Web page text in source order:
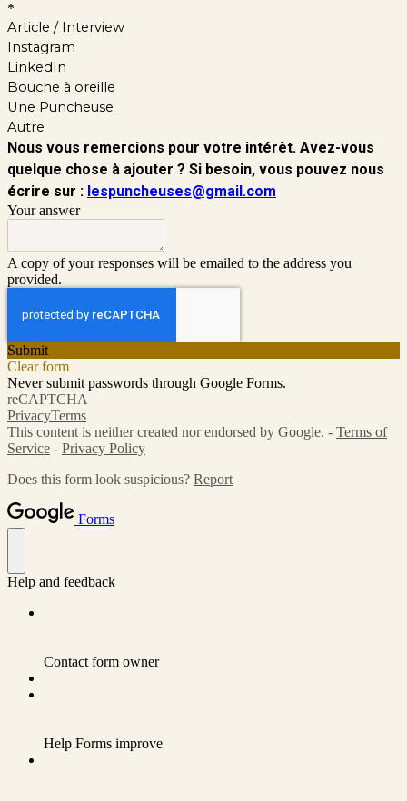
*
Article / Interview
Instagram
LinkedIn
Bouche à oreille
Une Puncheuse
Autre
Nous vous remercions pour votre intérêt. Avez-vous
quelque chose à ajouter ? Si besoin, vous pouvez nous
écrire sur : lespuncheuses@gmail.com
Your answer
A copy of your responses will be emailed to the address you
provided.
Submit
Clear form
Never submit passwords through Google Forms.
reCAPTCHA
PrivacyTerms
This content is neither created nor endorsed by Google. - Terms of
Service - Privacy Policy
Does this form look suspicious? Report
Forms
Help and feedback
Contact form owner
Help Forms improve